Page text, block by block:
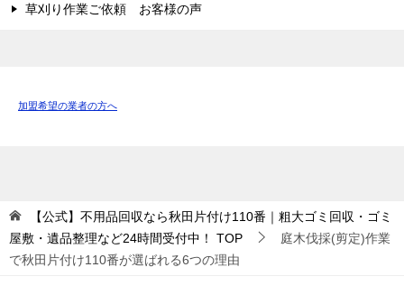
草刈り作業ご依頼 お客様の声
加盟希望の業者の方へ
【公式】不用品回収なら秋田片付け110番｜粗大ゴミ回収・ゴミ
屋敷・遺品整理など24時間受付中！
TOP
庭木伐採(剪定)作業
で秋田片付け110番が選ばれる6つの理由